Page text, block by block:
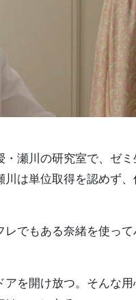
瀬川の研究室で、ゼ
は単位取得を認めず
でもある奈緒を使って
を開け放つ。そんな